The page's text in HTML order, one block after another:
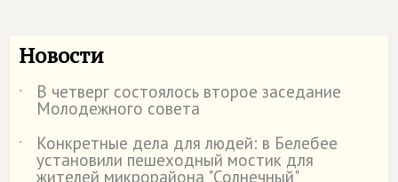
Новости
˙ В четверг состоялось второе заседание
Молодежного совета
˙
Конкретные дела для людей: в Белебее
установили пешеходный мостик для
жителей микрорайона "Солнечный"